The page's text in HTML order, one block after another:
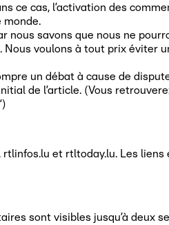
ce cas, l’activation des
monde.
nous savons que nous ne
voulons à tout prix éviter
un débat à cause de
de l’article. (Vous
et rtltoday.lu. Les
sont visibles jusqu’à deux